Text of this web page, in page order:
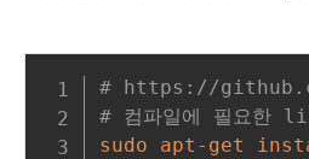
# https://
# 컴파일에 필요
sudo
apt-get